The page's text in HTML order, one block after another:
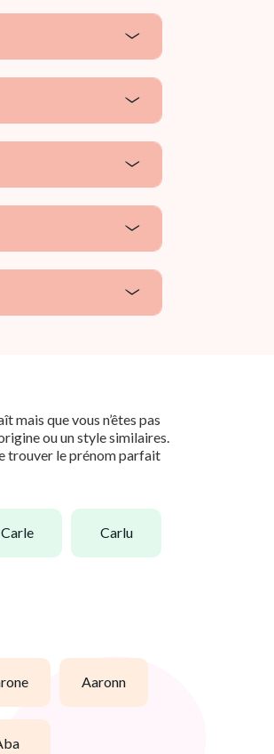
mais que vous n’êtes pas
ou un style similaires.
trouver le prénom parfait
carle carlu
aaronn
aba